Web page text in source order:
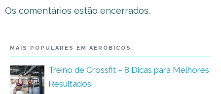
Os comentários estão encerrados.
MAIS POPULARES EM AERÓBICOS
Treino de Crossfit – 8 Dicas para Melhores
Resultados